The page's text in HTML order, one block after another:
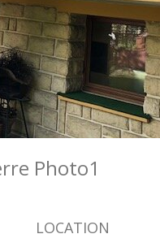
Photo1
LOCATION